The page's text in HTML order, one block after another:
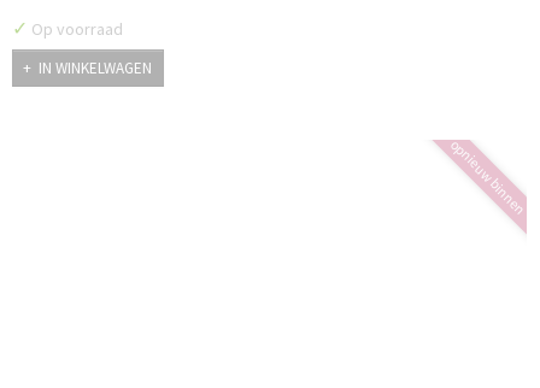
✓ Op voorraad
IN WINKELWAGEN
opnieuw binnen